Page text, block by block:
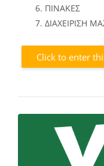
ΠΙΝΑΚΕΣ
ΔΙΑΧΕΙΡΙΣΗ
Click to enter